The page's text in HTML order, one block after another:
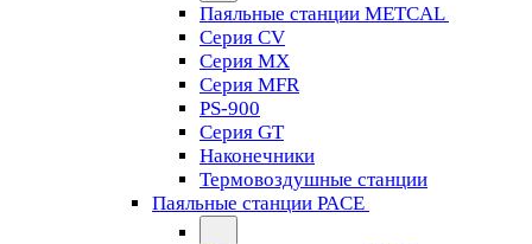
Паяльные станции METCAL
Серия CV
Серия MX
Серия MFR
PS-900
Серия GT
Наконечники
Термовоздушные станции
Паяльные станции PACE